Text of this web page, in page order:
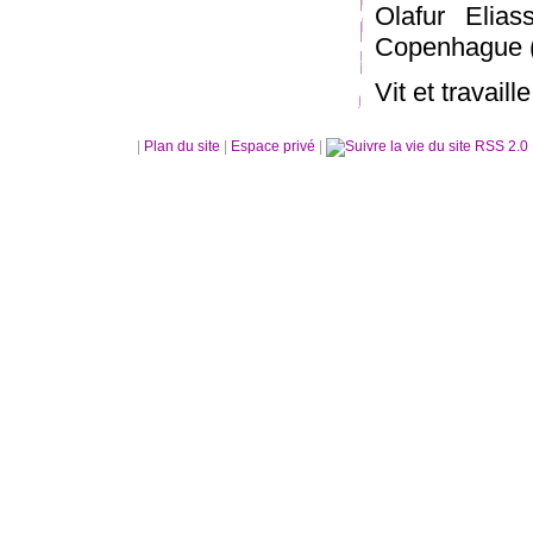
Olafur
Copenhague
Vit et
Plan du site Espace privé RSS 2.0